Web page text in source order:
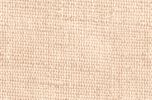
Несмотря на
всего около 12 х
подробно
географических